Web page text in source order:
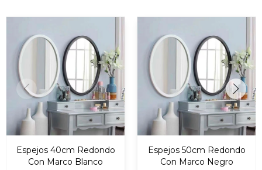
Espejos 40cm Redondo
Con Marco Blanco
Espejos 50cm Redondo
Con Marco Negro